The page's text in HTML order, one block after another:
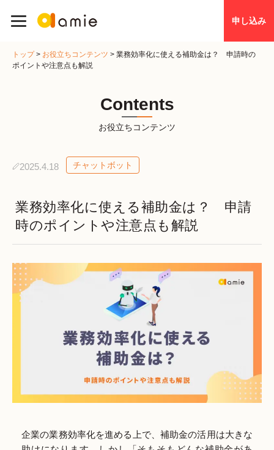
申し込み
トップ> お役立ちコンテンツ > 業務効率化に使える補助金は？ 申請時の
ポイントや注意点も解説
Contents
お役立ちコンテンツ
2025.4.18 チャットボット
業務効率化に使える補助金は？ 申請
時のポイントや注意点も解説
企業の業務効率化を進める上で、補助金の活用は大きな